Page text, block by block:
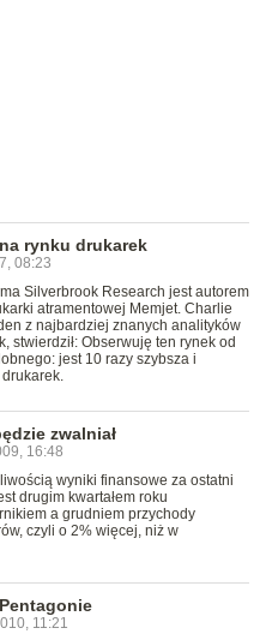
rynku drukarek
08:23
Silverbrook Research jest autorem
atramentowej Memjet. Charlie
z najbardziej znanych analityków
stwierdził: Obserwuję ten rynek od
jest 10 razy szybsza i
zwalniał
16:48
wyniki finansowe za ostatni
drugim kwartałem roku
a grudniem przychody
czyli o 2% więcej, niż w
11:21